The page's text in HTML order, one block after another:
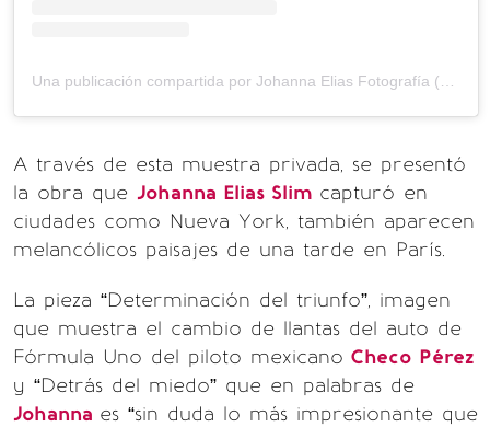
A través de esta muestra privada, se presentó
la obra que Johanna Elias Slim capturó en
ciudades como Nueva York, también aparecen
melancólicos paisajes de una tarde en París.
La pieza “Determinación del triunfo”, imagen
que muestra el cambio de llantas del auto de
Fórmula Uno del piloto mexicano Checo Pérez
y “Detrás del miedo” que en palabras de
Johanna es “sin duda lo más impresionante que